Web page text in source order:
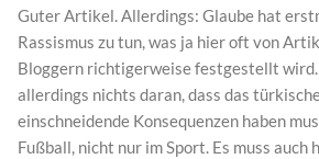
Guter Artikel. Allerdings: Glaube hat
Rassismus zu tun, was ja hier oft von
Bloggern richtigerweise festgestellt
allerdings nichts daran, dass das
einschneidende Konsequenzen haben
Fußball, nicht nur im Sport. Es muss auch